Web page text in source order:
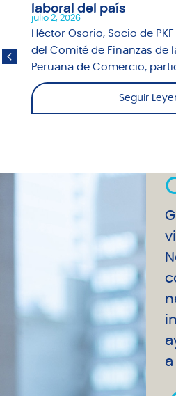
laboral del país
julio 2, 2026
Héctor Osorio, Socio de
del Comité de Finanzas de
Peruana de Comercio,
Seguir